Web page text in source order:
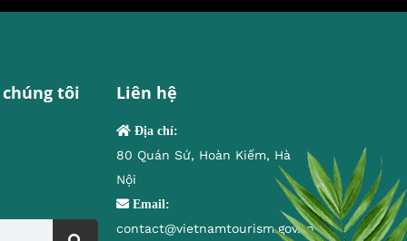
tôi Liên hệ
Địa chỉ:
80 Quán Sứ, Hoàn Kiếm, Hà
Nội
Email:
contact@vietnamtourism.gov.vn